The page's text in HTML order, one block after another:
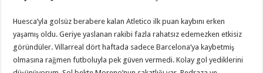
Huesca’yla golsüz berabere kalan Atletico ilk puan kaybını erken
yaşamış oldu. Geriye yaslanan rakibi fazla rahatsız edemezken etkisiz
göründüler. Villarreal dört haftada sadece Barcelona’ya kaybetmiş
olmasına rağmen futboluyla pek güven vermedi. Kolay gol yediklerini